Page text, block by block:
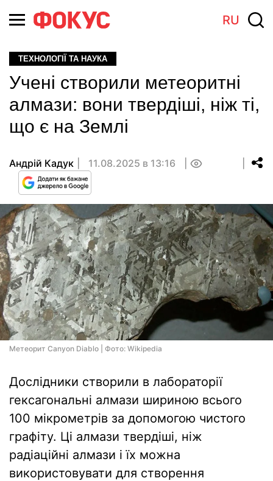
RU
ТЕХНОЛОГІЇ ТА НАУКА
Учені створили метеоритні
алмази: вони твердіші, ніж ті,
що є на Землі
Андрій Кадук 11.08.2025 в 13:16
Метеорит Canyon Diablo | Фото: Wikipedia
Дослідники створили в лабораторії
гексагональні алмази шириною всього
100 мікрометрів за допомогою чистого
графіту. Ці алмази твердіші, ніж
радіаційні алмази і їх можна
використовувати для створення